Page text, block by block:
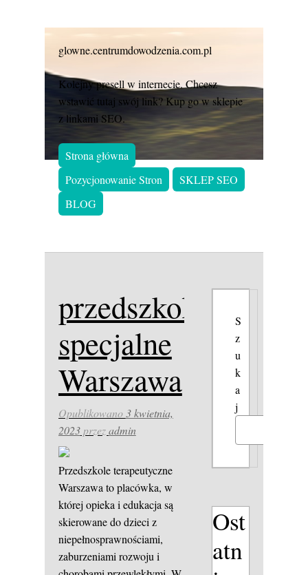
glowne.centrumdowodzenia.com.pl
Kolejny presell w internecie. Chcesz
wstawić tutaj swój link? Kup go w sklepie
z linkami SEO.
Strona główna
Pozycjonowanie Stron
SKLEP SEO
BLOG
przedszkole
specjalne
Warszawa
Opublikowano3 kwietnia,
2023przezadmin
Przedszkole terapeutyczne
Warszawa to placówka, w
której opieka i edukacja są
skierowane do dzieci z
niepełnosprawnościami,
zaburzeniami rozwoju i
S
z
u
k
a
j
Ost
atn